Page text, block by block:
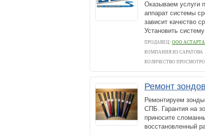
Оказываем услуги
аппарат системы
зависит качество
Установить
ПРОДАВЕЦ: ООО
КОМПАНИЯ ИЗ САРАТОВА
КОЛИЧЕСТВО
Ремонт
Ремонтируем
СПБ. Гарантия на
приносите
восстановленный